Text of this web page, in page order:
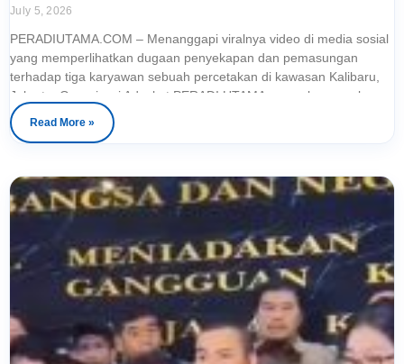
July 5, 2026
PERADIUTAMA.COM – Menanggapi viralnya video di media sosial
yang memperlihatkan dugaan penyekapan dan pemasungan
terhadap tiga karyawan sebuah percetakan di kawasan Kalibaru,
Jakarta, Organisasi Advokat PERADI UTAMA menyelenggarakan
Legal Forum Online sebagai upaya memberikan edukasi hukum
kepada masyarakat sekaligus mencegah terulangnya peristiwa
Read More »